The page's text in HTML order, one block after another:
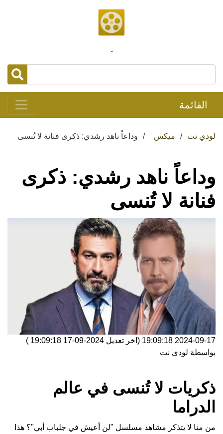
-
القائمة
لودي نت ميكس وداعاً ناهد رشدي: ذكرى فنانة لا تُنسى
وداعاً ناهد رشدي: ذكرى
فنانة لا تُنسى
2024-09-17 19:09:18 (اخر تعديل 2024-09-17 19:09:18
)
بواسطة لودي نت
ذكريات لا تُنسى في عالم
الدراما
من منا لا يتذكر مشاهد مسلسل "لن أعيش في جلباب أبي"؟ هذا